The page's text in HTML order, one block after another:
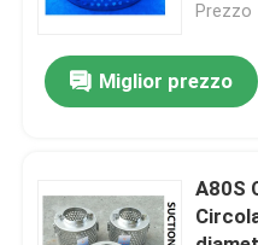
Testa di presa d'aria
Marine Sea Water
Prezzo
Miglior prezzo
A80S